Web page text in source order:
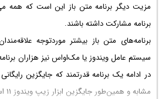
مزیت دیگر برنامه متن باز این است که همه
برنامه مشارکت داشته باشند.
برنامه‌های متن باز بیشتر موردتوجه
سیستم عامل ویندوز یا مک‌او‌اس نیز هزاران
مشابه و همین‌طور جایگزین ابزار زیپ ویندوز ۱۱ است، می‌پردازیم.